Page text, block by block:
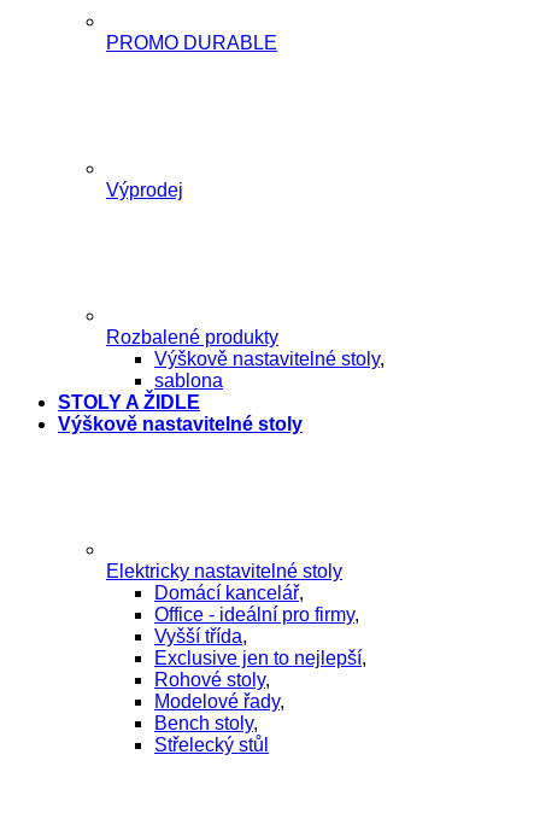
PROMO DURABLE
Výprodej
Rozbalené produkty
Výškově nastavitelné stoly,
sablona
STOLY A ŽIDLE
Výškově nastavitelné stoly
Elektricky nastavitelné stoly
Domácí kancelář,
Office - ideální pro firmy,
Vyšší třída,
Exclusive jen to nejlepší,
Rohové stoly,
Modelové řady,
Bench stoly,
Střelecký stůl